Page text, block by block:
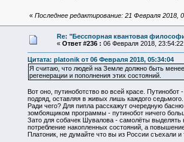
« Последнее редактирование: 21 Февраля 2018,
Re: "Бесспорная квантовая
« Ответ #236 : 06 Февраля 2018,
Цитата: platonik от 06 Февраля 2018, 05:34:04
Я считаю, что людей на Земле должно быть
регенерации и пополнения этих состояний.
Вот оно, путиноботство во всей красе.
подряд, оставляя в живых лишь каждого седьмого.
Ради чего? Для пипла расскажут очередную
зомбоящиком программы - путинобот ничего
Зато для собачек Шувалова - самолёты выделять
потребление накопленных состояний, а
Платоник, не думайте что вы из России съехали